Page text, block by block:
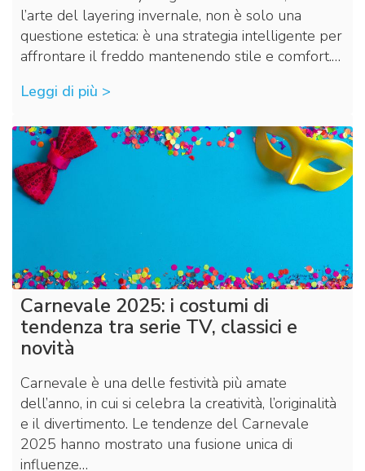
l’arte del layering invernale, non è solo una
questione estetica: è una strategia intelligente per
affrontare il freddo mantenendo stile e comfort.…
Leggi di più >
Carnevale 2025: i costumi di
tendenza tra serie TV, classici e
novità
Carnevale è una delle festività più amate
dell’anno, in cui si celebra la creatività, l’originalità
e il divertimento. Le tendenze del Carnevale
2025 hanno mostrato una fusione unica di
influenze…